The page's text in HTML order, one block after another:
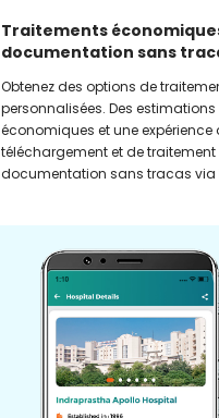
Traitements
documentation sans
Obtenez des options de
personnalisées. Des estimations
économiques et une expérience
téléchargement et de traitement
documentation sans tracas via